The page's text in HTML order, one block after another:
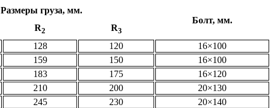
Размеры груза, мм.
Болт, мм.
R2 R3
128 120
16×100
159 150
16×100
183 175
16×120
210 200
20×130
245 230
20×140